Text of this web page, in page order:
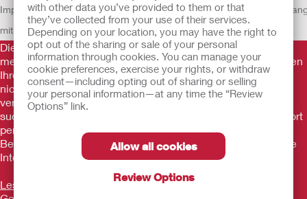
with other data you’ve provided to them or that
they’ve collected from your use of their services.
Depending on your location, you may have the right to
opt out of the sharing or sale of your personal
information through cookies. You can manage your
cookie preferences, exercise your rights, or withdraw
consent—including opting out of sharing or selling
your personal information—at any time the “Review
Options” link.
Allow all cookies
Review Options
Impressum AGB Nutzungsbedingungen Datenschutzerklärung
mit CookiesEU Whistleblowern-Mitteilung
Die Informationen auf dieser Website sind nicht als
medizinische Beratung gedacht und sollen die Empfehlungen
Ihres eigenen Arztes oder anderer medizinischer Fachkräfte
nicht ersetzen. Diese Website sollte auch nicht dazu
verwendet werden, in einem medizinischen Notfall Hilfe zu
suchen. In einem medizinischen Notfall sollten Sie sich sofort
persönlich in ärztliche Behandlung begeben. Da sich
Bestimmungen ab und zu ändern, besuchen Sie bitte unsere
Internetseite für die aktuellsten Informationen.
Lesen Sie vor der Verwendung unserer Produkte stets die